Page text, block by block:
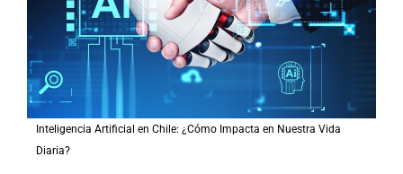
Inteligencia Artificial en Chile: ¿Cómo Impacta en Nuestra Vida
Diaria?